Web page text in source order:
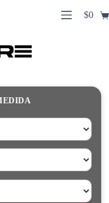
Carro
$0